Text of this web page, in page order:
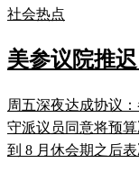
社会热点
美参议院推
周五深夜达成协议
守派议员同意将预
到 8 月休会期之后